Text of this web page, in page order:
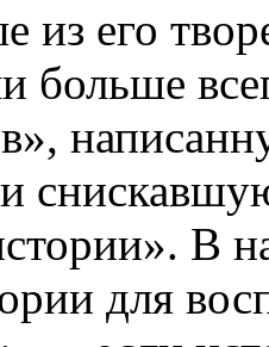
из его
больше
В
для